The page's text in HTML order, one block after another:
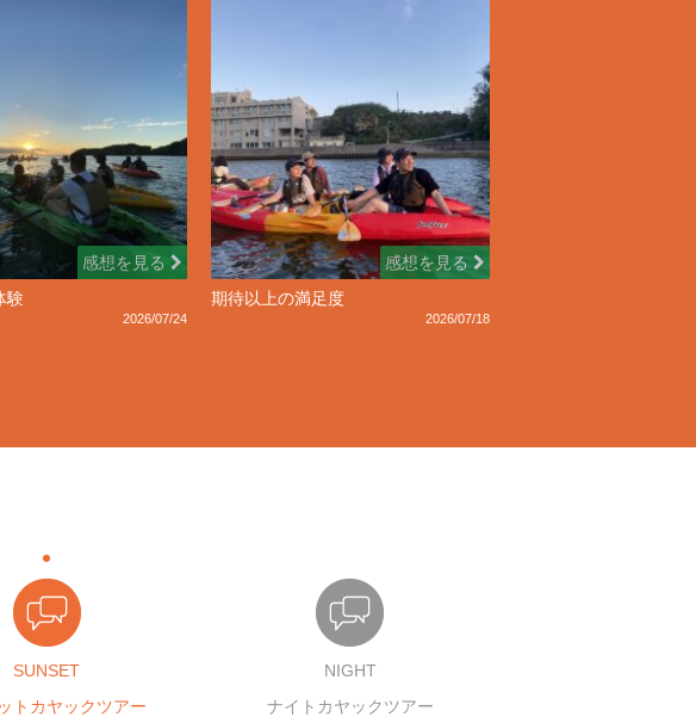
感想を見る
験
2026/07/24
感想を見る
期待以上の満足度
2026/07/18
SUNSET
トカヤックツアー
NIGHT
ナイトカヤックツアー